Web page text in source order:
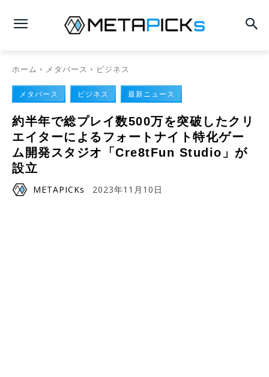
ホーム メタバース ビジネス
メタバース ビジネス 最新ニュース
約半年で総プレイ数500万を突破したクリ
エイターによるフォートナイト特化ゲー
ム開発スタジオ「Cre8tFun Studio」が
設立
METAPICKs 2023年11月10日